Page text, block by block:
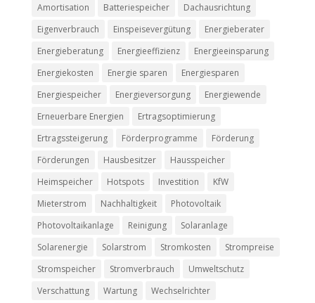
Amortisation Batteriespeicher
Dachausrichtung
Eigenverbrauch
Einspeisevergütung
Energieberater
Energieberatung
Energieeffizienz
Energieeinsparung
Energiekosten
Energie sparen
Energiesparen
Energiespeicher
Energieversorgung
Energiewende
Erneuerbare Energien
Ertragsoptimierung
Ertragssteigerung
Förderprogramme
Förderung
Förderungen
Hausbesitzer
Hausspeicher
Heimspeicher
Hotspots Investition
KfW
Mieterstrom
Nachhaltigkeit
Photovoltaik
Photovoltaikanlage
Reinigung
Solaranlage
Solarenergie
Solarstrom Stromkosten
Strompreise
Stromspeicher
Stromverbrauch
Umweltschutz
Verschattung
Wartung
Wechselrichter